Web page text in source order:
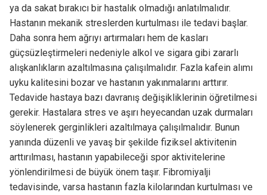
ya da sakat bırakıcı bir hastalık olmadığı anlatılmalıdır.
Hastanın mekanik streslerden kurtulması ile tedavi başlar.
Daha sonra hem ağrıyı artırmaları hem de kasları
güçsüzleştirmeleri nedeniyle alkol ve sigara gibi zararlı
alışkanlıkların azaltılmasına çalışılmalıdır. Fazla kafein alımı
uyku kalitesini bozar ve hastanın yakınmalarını arttırır.
Tedavide hastaya bazı davranış değişikliklerinin öğretilmesi
gerekir. Hastalara stres ve aşırı heyecandan uzak durmaları
söylenerek gerginlikleri azaltılmaya çalışılmalıdır. Bunun
yanında düzenli ve yavaş bir şekilde fiziksel aktivitenin
arttırılması, hastanın yapabileceği spor aktivitelerine
yönlendirilmesi de büyük önem taşır. Fibromiyalji
tedavisinde, varsa hastanın fazla kilolarından kurtulması ve